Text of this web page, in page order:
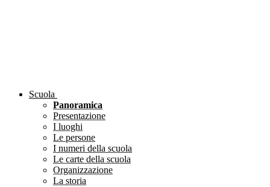
Scuola
Panoramica
Presentazione
I luoghi
Le persone
I numeri della scuola
Le carte della scuola
Organizzazione
La storia